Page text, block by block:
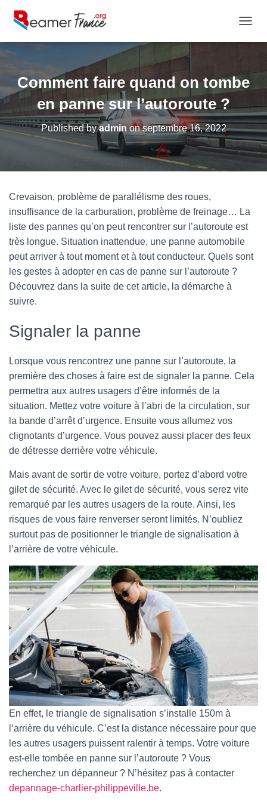
Comment faire quand on tombe
en panne sur l’autoroute ?
Published byadminonseptembre 16, 2022
Crevaison, problème de parallélisme des roues,
insuffisance de la carburation, problème de freinage… La
liste des pannes qu’on peut rencontrer sur l’autoroute est
très longue. Situation inattendue, une panne automobile
peut arriver à tout moment et à tout conducteur. Quels sont
les gestes à adopter en cas de panne sur l’autoroute ?
Découvrez dans la suite de cet article, la démarche à
suivre.
Signaler la panne
Lorsque vous rencontrez une panne sur l’autoroute, la
première des choses à faire est de signaler la panne. Cela
permettra aux autres usagers d’être informés de la
situation. Mettez votre voiture à l’abri de la circulation, sur
la bande d’arrêt d’urgence. Ensuite vous allumez vos
clignotants d’urgence. Vous pouvez aussi placer des feux
de détresse derrière votre véhicule.
Mais avant de sortir de votre voiture, portez d’abord votre
gilet de sécurité. Avec le gilet de sécurité, vous serez vite
remarqué par les autres usagers de la route. Ainsi, les
risques de vous faire renverser seront limités. N’oubliez
surtout pas de positionner le triangle de signalisation à
l’arrière de votre véhicule.
En effet, le triangle de signalisation s’installe 150m à
l’arrière du véhicule. C’est la distance nécessaire pour que
les autres usagers puissent ralentir à temps. Votre voiture
est-elle tombée en panne sur l’autoroute ? Vous
recherchez un dépanneur ? N’hésitez pas à contacter
depannage-charlier-philippeville.be.